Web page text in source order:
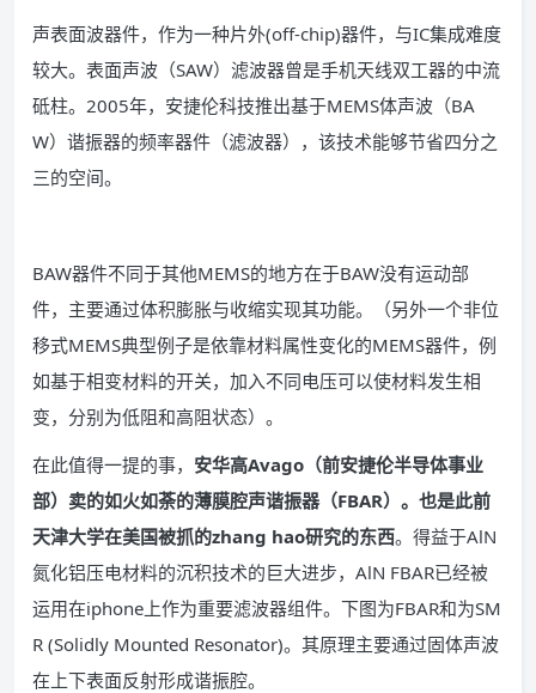
声表面波器件，作为一种片外(off-chip)器件，与IC集成难度
较大。表面声波（SAW）滤波器曾是手机天线双工器的中流
砥柱。2005年，安捷伦科技推出基于MEMS体声波（BA
W）谐振器的频率器件（滤波器），该技术能够节省四分之
三的空间。
BAW器件不同于其他MEMS的地方在于BAW没有运动部
件，主要通过体积膨胀与收缩实现其功能。（另外一个非位
移式MEMS典型例子是依靠材料属性变化的MEMS器件，例
如基于相变材料的开关，加入不同电压可以使材料发生相
变，分别为低阻和高阻状态）。
在此值得一提的事， 安华高Avago（前安捷伦半导体事业
部）卖的如火如荼的薄膜腔声谐振器（FBAR）。也是此前
天津大学在美国被抓的zhang hao研究的东西。得益于AlN
氮化铝压电材料的沉积技术的巨大进步，AlN FBAR已经被
运用在iphone上作为重要滤波器组件。下图为FBAR和为SM
R (Solidly Mounted Resonator)。其原理主要通过固体声波
在上下表面反射形成谐振腔。